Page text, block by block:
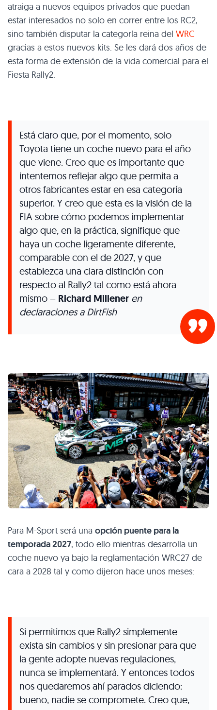
atraiga a nuevos equipos privados que puedan
estar interesados no solo en correr entre los RC2,
sino también disputar la categoría reina del WRC
gracias a estos nuevos kits. Se les dará dos años de
esta forma de extensión de la vida comercial para el
Fiesta Rally2.
Está claro que, por el momento, solo
Toyota tiene un coche nuevo para el año
que viene. Creo que es importante que
intentemos reflejar algo que permita a
otros fabricantes estar en esa categoría
superior. Y creo que esta es la visión de la
FIA sobre cómo podemos implementar
algo que, en la práctica, signifique que
haya un coche ligeramente diferente,
comparable con el de 2027, y que
establezca una clara distinción con
respecto al Rally2 tal como está ahora
mismo – Richard Millener en
declaraciones a DirtFish
Para M-Sport será una opción puente para la
temporada 2027, todo ello mientras desarrolla un
coche nuevo ya bajo la reglamentación WRC27 de
cara a 2028 tal y como dijeron hace unos meses:
Si permitimos que Rally2 simplemente
exista sin cambios y sin presionar para que
la gente adopte nuevas regulaciones,
nunca se implementará. Y entonces todos
nos quedaremos ahí parados diciendo:
bueno, nadie se compromete. Creo que,